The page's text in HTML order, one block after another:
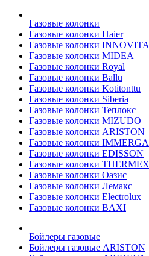
Газовые колонки
Газовые колонки Haier
Газовые колонки INNOVITA
Газовые колонки MIDEA
Газовые колонки Royal
Газовые колонки Ballu
Газовые колонки Kotitonttu
Газовые колонки Siberia
Газовые колонки Теплокс
Газовые колонки MIZUDO
Газовые колонки ARISTON
Газовые колонки
Газовые колонки EDISSON
Газовые колонки THERMEX
Газовые колонки Оазис
Газовые колонки Лемакс
Газовые колонки Electrolux
Газовые колонки BAXI
Бойлеры газовые
Бойлеры газовые ARISTON